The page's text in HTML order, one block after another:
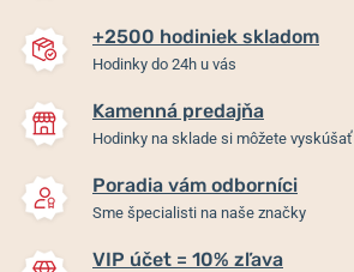
+2500 hodiniek skladom
Hodinky do 24h u vás
Kamenná predajňa
Hodinky na sklade si môžete vyskúšať
Poradia vám odborníci
Sme špecialisti na naše značky
VIP účet = 10% zľava